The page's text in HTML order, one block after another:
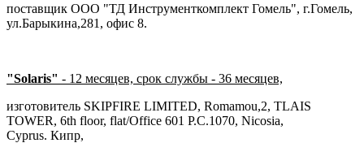
поставщик ООО "ТД Инструменткомплект Гомель", г.Гомель,
ул.Барыкина,281, офис 8.
"Solaris" - 12 месяцев, срок службы - 36 месяцев,
изготовитель SKIPFIRE LIMITED, Romamou,2, TLAIS
TOWER, 6th floor, flat/Office 601 P.C.1070, Nicosia,
Cyprus. Кипр,